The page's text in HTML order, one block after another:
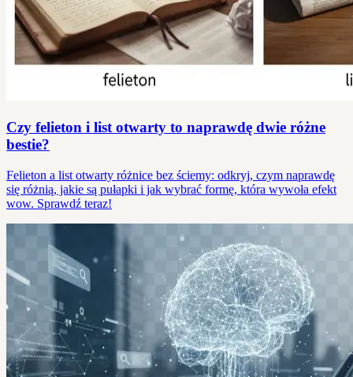
Czy felieton i list otwarty to naprawdę dwie różne
bestie?
Felieton a list otwarty różnice bez ściemy: odkryj, czym naprawdę
się różnią, jakie są pułapki i jak wybrać formę, która wywoła efekt
wow. Sprawdź teraz!